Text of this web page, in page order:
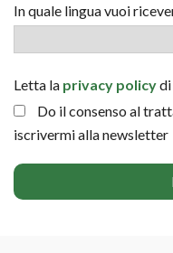
In quale lingua vuoi
Letta la privacy policy
Do il consenso al
iscrivermi alla newsletter